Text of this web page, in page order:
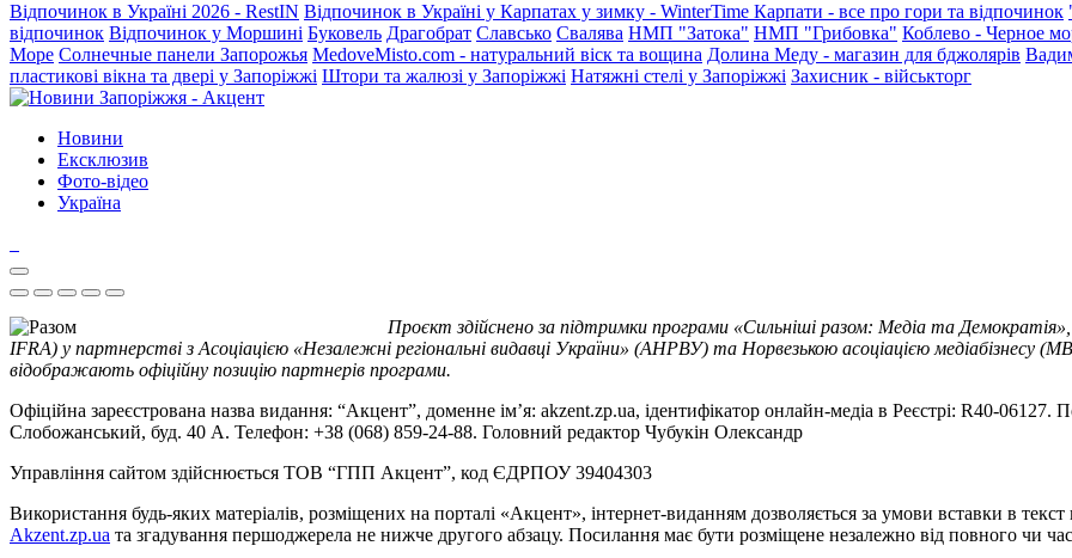
Відпочинок в Україні 2026 - RestIN Відпочинок в Україні у Карпатах у зимку - WinterTime Карпати - все про гори та відпочинок
відпочинок Відпочинок у Моршині Буковель Драгобрат Славсько Свалява НМП "Затока" НМП "Грибовка" Коблево - Черное
Море Солнечные панели Запорожья MedoveMisto.com - натуральний віск та вощина Долина Меду - магазин для бджолярів
пластикові вікна та двері у Запоріжжі Штори та жалюзі у Запоріжжі Натяжні стелі у Запоріжжі Захисник - військторг
Новини
Ексклюзив
Фото-відео
Україна
Проєкт здійснено за підтримки програми «Сильніші разом: Медіа та
IFRA) у партнерстві з Асоціацією «Незалежні регіональні видавці України» (АНРВУ) та Норвезькою асоціацією медіабізнесу
відображають офіційну позицію партнерів програми.
Офіційна зареєстрована назва видання: “Акцент”, доменне ім’я: akzent.zp.ua, ідентифікатор онлайн-медіа в Реєстрі: R40-
Слобожанський, буд. 40 А. Телефон: +38 (068) 859-24-88. Головний редактор Чубукін Олександр
Управління сайтом здійснюється ТОВ “ГПП Акцент”, код ЄДРПОУ 39404303
Використання будь-яких матеріалів, розміщених на порталі «Акцент», інтернет-виданням дозволяється за умови вставки в
Akzent.zp.ua та згадування першоджерела не нижче другого абзацу. Посилання має бути розміщене незалежно від повного чи